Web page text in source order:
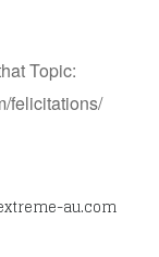
Topic:
felicitations/
au.com